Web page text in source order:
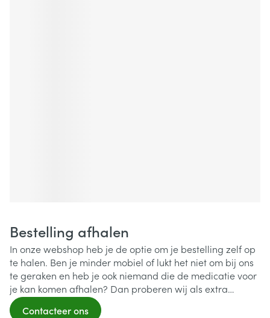
Bestelling afhalen
In onze webshop heb je de optie om je bestelling zelf op
te halen. Ben je minder mobiel of lukt het niet om bij ons
te geraken en heb je ook niemand die de medicatie voor
je kan komen afhalen? Dan proberen wij als extra
service om de bestelling toch bij jou te krijgen.
Contacteer ons